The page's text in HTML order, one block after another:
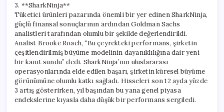
3. **SharkNinja**
Tüketici ürünleri pazarında önemli bir yer edinen SharkNinja,
güçlü finansal sonuçlarının ardından Goldman Sachs
analistleri tarafından olumlu bir şekilde değerlendirildi.
Analist Brooke Roach, “Bu çeyrekteki performans, şirketin
çeşitlendirilmiş büyüme modelinin dayanıklılığına dair yeni
bir kanıt sundu” dedi. SharkNinja’nın uluslararası
operasyonlarında elde edilen başarı, şirketin küresel büyüme
görünümüne olumlu katkı sağladı. Hisseleri son 12 ayda yüzde
3 artış gösterirken, yıl başından bu yana genel piyasa
endekslerine kıyasla daha düşük bir performans sergiledi.